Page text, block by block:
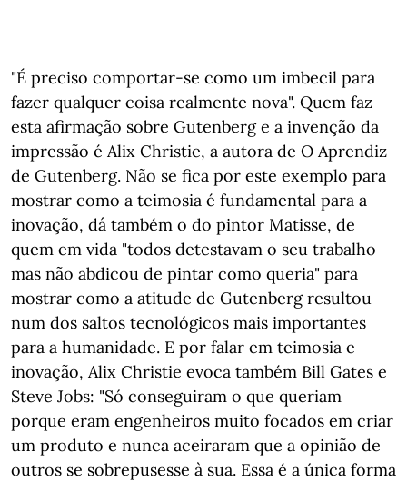
"É preciso comportar-se como um imbecil para
fazer qualquer coisa realmente nova". Quem faz
esta afirmação sobre Gutenberg e a invenção da
impressão é Alix Christie, a autora de O Aprendiz
de Gutenberg. Não se fica por este exemplo para
mostrar como a teimosia é fundamental para a
inovação, dá também o do pintor Matisse, de
quem em vida "todos detestavam o seu trabalho
mas não abdicou de pintar como queria" para
mostrar como a atitude de Gutenberg resultou
num dos saltos tecnológicos mais importantes
para a humanidade. E por falar em teimosia e
inovação, Alix Christie evoca também Bill Gates e
Steve Jobs: "Só conseguiram o que queriam
porque eram engenheiros muito focados em criar
um produto e nunca aceiraram que a opinião de
outros se sobrepusesse à sua. Essa é a única forma